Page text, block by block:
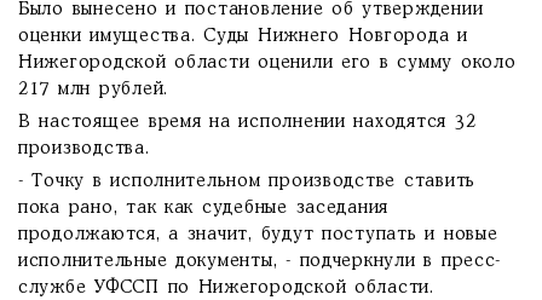
Было вынесено и постановление об утверждении
оценки имущества. Суды Нижнего Новгорода и
Нижегородской области оценили его в сумму около
217 млн рублей.
В настоящее время на исполнении находятся 32
производства.
- Точку в исполнительном производстве ставить
пока рано, так как судебные заседания
продолжаются, а значит, будут поступать и новые
исполнительные документы, - подчеркнули в пресс-
службе УФССП по Нижегородской области.